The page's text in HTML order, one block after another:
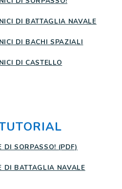
DI BATTAGLIA NAVALE
DI BACHI SPAZIALI
DI CASTELLO
SORPASSO! (PDF)
DI BATTAGLIA NAVALE